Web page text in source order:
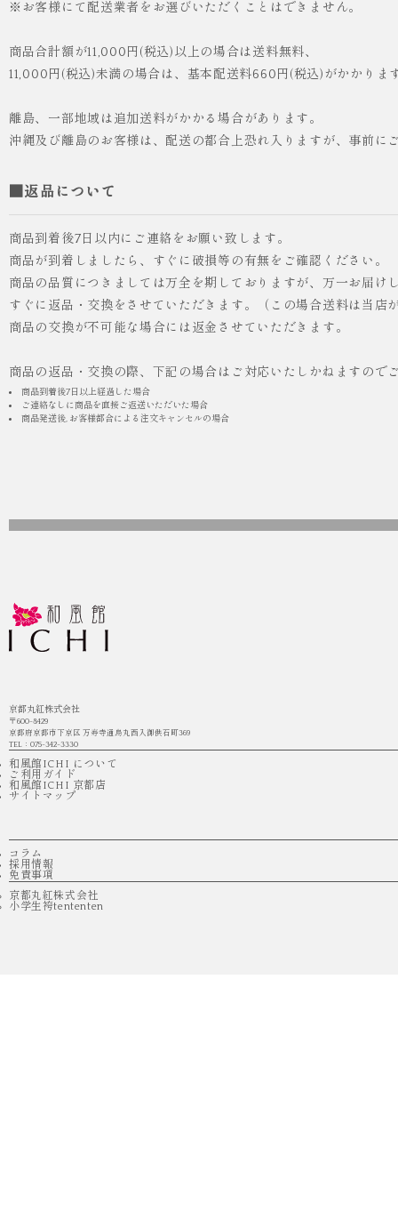
※お客様にて配送業者をお選びいただくことはできません。
商品合計額が11,000円(税込)以上の場合は送料無料、
11,000円(税込)未満の場合は、基本配送料660円(税込)がかかりま
離島、一部地域は追加送料がかかる場合があります。
沖縄及び離島のお客様は、配送の都合上恐れ入りますが、事前に
■返品について
商品到着後7日以内にご連絡をお願い致します。
商品が到着しましたら、すぐに破損等の有無をご確認ください。
商品の品質につきましては万全を期しておりますが、万一お届
すぐに返品・交換をさせていただきます。（この場合送料は当店
商品の交換が不可能な場合には返金させていただきます。
商品の返品・交換の際、下記の場合はご対応いたしかねますので
商品到着後7日以上経過した場合
ご連絡なしに商品を直接ご返送いただいた場合
商品発送後, お客様都合による注文キャンセルの場合
京都丸紅株式会社
〒600-8429
京都府京都市下京区 万寿寺通烏丸西入御供石町369
TEL：075-342-3330
和風館ICHI について
ご利用ガイド
和風館ICHI 京都店
サイトマップ
コラム
採用情報
免責事項
京都丸紅株式会社
小学生袴tententen